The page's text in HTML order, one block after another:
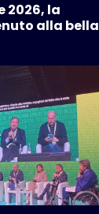
2026, la
alla bella